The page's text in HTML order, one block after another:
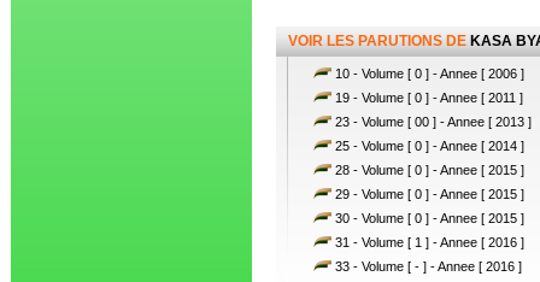
VOIR LES PARUTIONS DE KASA
10 - Volume [ 0 ] - Annee [ 2006 ]
19 - Volume [ 0 ] - Annee [ 2011 ]
23 - Volume [ 00 ] - Annee [ 2013 ]
25 - Volume [ 0 ] - Annee [ 2014 ]
28 - Volume [ 0 ] - Annee [ 2015 ]
29 - Volume [ 0 ] - Annee [ 2015 ]
30 - Volume [ 0 ] - Annee [ 2015 ]
31 - Volume [ 1 ] - Annee [ 2016 ]
33 - Volume [ - ] - Annee [ 2016 ]